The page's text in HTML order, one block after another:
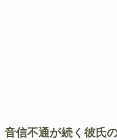
音信不通が続く彼氏